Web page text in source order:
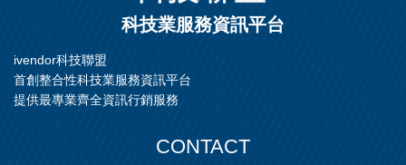
科技業服務資訊平台
ivendor科技聯盟
首創整合性科技業服務資訊平台
提供最專業齊全資訊行銷服務
CONTACT